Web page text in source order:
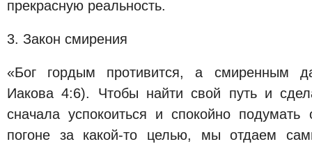
прекрасную реальность.
3. Закон смирения
«Бог гордым противится, а смиренным
Иакова 4:6). Чтобы найти свой путь и
сначала успокоиться и спокойно
погоне за какой-то целью, мы отдаем